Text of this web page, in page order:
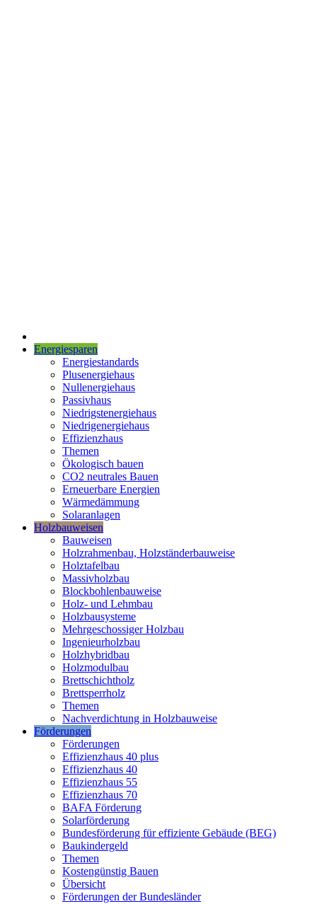
Energiesparen
Energiestandards
Plusenergiehaus
Nullenergiehaus
Passivhaus
Niedrigstenergiehaus
Niedrigenergiehaus
Effizienzhaus
Themen
Ökologisch bauen
CO2 neutrales Bauen
Erneuerbare Energien
Wärmedämmung
Solaranlagen
Holzbauweisen
Bauweisen
Holzrahmenbau, Holzständerbauweise
Holztafelbau
Massivholzbau
Blockbohlenbauweise
Holz- und Lehmbau
Holzbausysteme
Mehrgeschossiger Holzbau
Ingenieurholzbau
Holzhybridbau
Holzmodulbau
Brettschichtholz
Brettsperrholz
Themen
Nachverdichtung in Holzbauweise
Förderungen
Förderungen
Effizienzhaus 40 plus
Effizienzhaus 40
Effizienzhaus 55
Effizienzhaus 70
BAFA Förderung
Solarförderung
Bundesförderung für effiziente Gebäude (BEG)
Baukindergeld
Themen
Kostengünstig Bauen
Übersicht
Förderungen der Bundesländer